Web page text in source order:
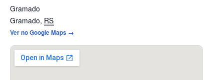
Gramado
Gramado, RS
Ver no Google Maps →